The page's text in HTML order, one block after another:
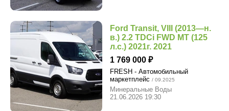
Ford Transit, VIII (2013—н.
в.) 2.2 TDCi FWD MT (125
л.с.) 2021г. 2021
1 769 000
FRESH - Автомобильный
маркетплейс / 09.2025
Минеральные Воды
21.06.2026 19:30